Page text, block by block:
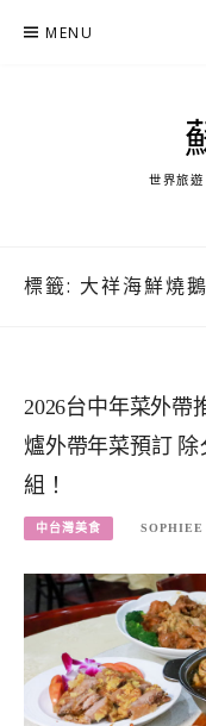
MENU
世界旅
標籤: 大祥海鮮燒
2026台中年菜外帶
爐外帶年菜預訂
組！
中台灣美食 SOPHIEE